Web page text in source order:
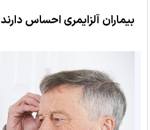
بیماران آلزایمری احساس دارند